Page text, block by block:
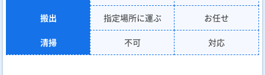
搬出 指定場所に運ぶ お任せ
清掃 不可 対応